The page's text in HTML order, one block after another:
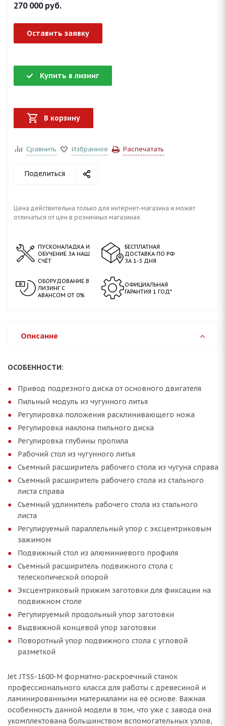
270 000руб.
Оставить заявку
Купить в лизинг
В корзину
Сравнить Избранное Распечатать
Поделиться
Цена действительна только для интернет-магазина и может
отличаться от цен в розничных магазинах
ПУСКОНАЛАДКА И
ОБУЧЕНИЕ ЗА НАШ
СЧЁТ
БЕСПЛАТНАЯ
ДОСТАВКА ПО РФ
ЗА 1-3 ДНЯ
ОБОРУДОВАНИЕ В
ЛИЗИНГ С
АВАНСОМ ОТ 0%
ОФИЦИАЛЬНАЯ
ГАРАНТИЯ 1 ГОД*
Описание
ОСОБЕННОСТИ:
Привод подрезного диска от основного двигателя
Пильный модуль из чугунного литья
Регулировка положения расклинивающего ножа
Регулировка наклона пильного диска
Регулировка глубины пропила
Рабочий стол из чугунного литья
Съемный расширитель рабочего стола из чугуна справа
Съемный расширитель рабочего стола из стального
листа справа
Съемный удлинитель рабочего стола из стального
листа
Регулируемый параллельный упор с эксцентриковым
зажимом
Подвижный стол из алюминиевого профиля
Съемный расширитель подвижного стола с
телескопической опорой
Эксцентриковый прижим заготовки для фиксации на
подвижном столе
Регулируемый продольный упор заготовки
Выдвижной концевой упор заготовки
Поворотный упор подвижного стола с угловой
разметкой
Jet JTSS-1600-M форматно-раскроечный станок
профессионального класса для работы с древесиной и
ламинированными материалами на её основе. Важная
особенность данной модели в том, что уже с завода она
укомплектована большинством вспомогательных узлов,